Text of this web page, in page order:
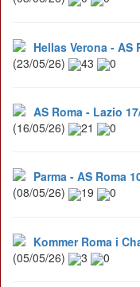
Hellas Verona - AS
(23/05/26)
43 0
AS Roma - Lazio
(16/05/26)
21 0
Parma - AS Roma
(08/05/26)
19 0
Kommer Roma i
(05/05/26)
3 0